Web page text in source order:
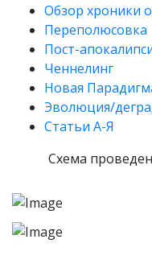
Обзор хроники
Переполюсовка
Пост-
Ченнелинг
Новая
Эволюция/
Статьи А-Я
Схема